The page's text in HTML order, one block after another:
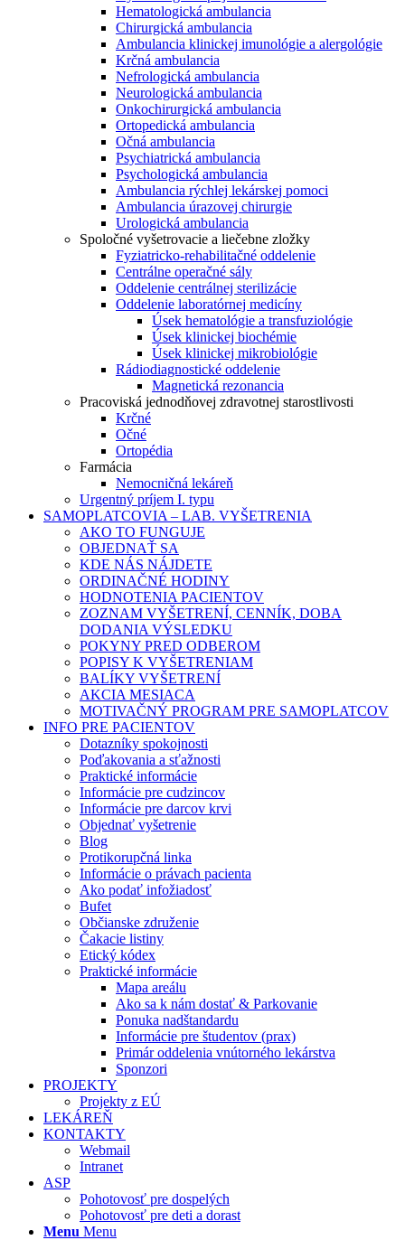
Hematologická ambulancia
Chirurgická ambulancia
Ambulancia klinickej imunológie a alergológie
Krčná ambulancia
Nefrologická ambulancia
Neurologická ambulancia
Onkochirurgická ambulancia
Ortopedická ambulancia
Očná ambulancia
Psychiatrická ambulancia
Psychologická ambulancia
Ambulancia rýchlej lekárskej pomoci
Ambulancia úrazovej chirurgie
Urologická ambulancia
Spoločné vyšetrovacie a liečebne zložky
Fyziatricko-rehabilitačné oddelenie
Centrálne operačné sály
Oddelenie centrálnej sterilizácie
Oddelenie laboratórnej medicíny
Úsek hematológie a transfuziológie
Úsek klinickej biochémie
Úsek klinickej mikrobiológie
Rádiodiagnostické oddelenie
Magnetická rezonancia
Pracoviská jednodňovej zdravotnej starostlivosti
Krčné
Očné
Ortopédia
Farmácia
Nemocničná lekáreň
Urgentný príjem I. typu
SAMOPLATCOVIA – LAB. VYŠETRENIA
AKO TO FUNGUJE
OBJEDNAŤ SA
KDE NÁS NÁJDETE
ORDINAČNÉ HODINY
HODNOTENIA PACIENTOV
ZOZNAM VYŠETRENÍ, CENNÍK, DOBA
DODANIA VÝSLEDKU
POKYNY PRED ODBEROM
POPISY K VYŠETRENIAM
BALÍKY VYŠETRENÍ
AKCIA MESIACA
MOTIVAČNÝ PROGRAM PRE SAMOPLATCOV
INFO PRE PACIENTOV
Dotazníky spokojnosti
Poďakovania a sťažnosti
Praktické informácie
Informácie pre cudzincov
Informácie pre darcov krvi
Objednať vyšetrenie
Blog
Protikorupčná linka
Informácie o právach pacienta
Ako podať infožiadosť
Bufet
Občianske združenie
Čakacie listiny
Etický kódex
Praktické informácie
Mapa areálu
Ako sa k nám dostať & Parkovanie
Ponuka nadštandardu
Informácie pre študentov (prax)
Primár oddelenia vnútorného lekárstva
Sponzori
PROJEKTY
Projekty z EÚ
LEKÁREŇ
KONTAKTY
Webmail
Intranet
ASP
Pohotovosť pre dospelých
Pohotovosť pre deti a dorast
Menu Menu